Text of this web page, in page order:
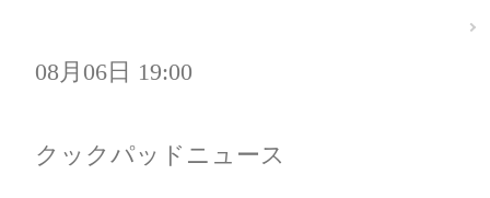
08月06日 19:00
クックパッドニュース